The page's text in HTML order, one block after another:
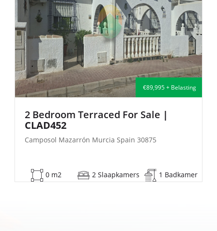
+ Belasting
1 Badkamer
€135,000
2 Bedroom Semi-Detached
Camposol Mazarrón Murcia Spain 30875
53 m2 2 Slaapkamers